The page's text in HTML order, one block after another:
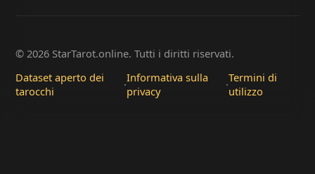
© 2026 StarTarot.online. Tutti i diritti riservati.
Dataset aperto dei
tarocchi
·Informativa sulla
privacy
·Termini di
utilizzo